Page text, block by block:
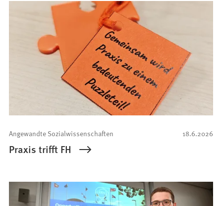
18.6.2026
Angewandte Sozialwissenschaften
Praxis trifft FH